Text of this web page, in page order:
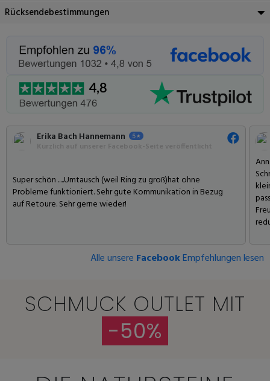
Rücksendebestimmungen
Erika Bach Hannemann
Super schön .....Umtausch (weil Ring zu groß)hat ohne
Probleme funktioniert. Sehr gute Kommunikation in Bezug
auf Retoure. Sehr gerne wieder!
Alle unsere FacebookEmpfehlungen lesen
SCHMUCK OUTLET MIT
-50%